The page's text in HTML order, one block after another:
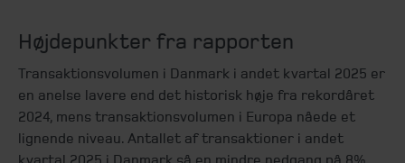
Højdepunkter fra rapporten
Transaktionsvolumen i Danmark i andet kvartal 2025 er
en anelse lavere end det historisk høje fra rekordåret
2024, mens transaktionsvolumen i Europa nåede et
lignende niveau. Antallet af transaktioner i andet
kvartal 2025 i Danmark så en mindre nedgang på 8%,